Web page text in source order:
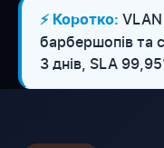
⚡ Коротко:
барбершопів та
3 днів, SLA
Онлайн-